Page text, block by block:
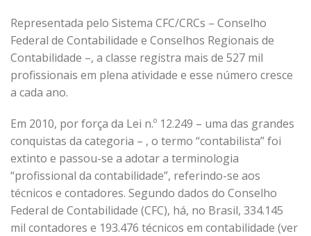
Representada pelo Sistema CFC/CRCs – Conselho
Federal de Contabilidade e Conselhos Regionais de
Contabilidade –, a classe registra mais de 527 mil
profissionais em plena atividade e esse número cresce
a cada ano.
Em 2010, por força da Lei n.º 12.249 – uma das grandes
conquistas da categoria – , o termo “contabilista” foi
extinto e passou-se a adotar a terminologia
“profissional da contabilidade”, referindo-se aos
técnicos e contadores. Segundo dados do Conselho
Federal de Contabilidade (CFC), há, no Brasil, 334.145
mil contadores e 193.476 técnicos em contabilidade (ver